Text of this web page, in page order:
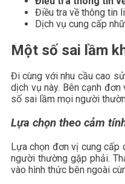
Điều tra về thông tin
Dịch vụ cung cấp
Một số sai lầm
Đi cùng với nhu cầu cao
dịch vụ này. Bên cạnh
số sai lầm mọi người
Lựa chọn theo cảm
Lựa chọn đơn vị cung cấp
người thường gặp phải.
vào hình thức bên ngoài